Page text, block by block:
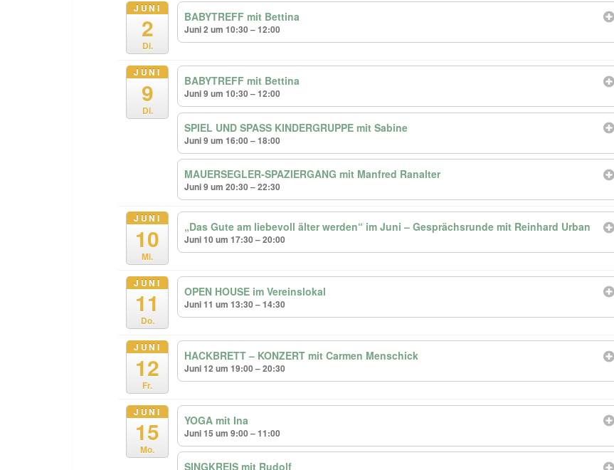
JUNI
2
Di.
BABYTREFF mit Bettina
Juni 2 um 10:30 – 12:00
JUNI
9
Di.
BABYTREFF mit Bettina
Juni 9 um 10:30 – 12:00
SPIEL UND SPASS KINDERGRUPPE mit Sabine
Juni 9 um 16:00 – 18:00
MAUERSEGLER-SPAZIERGANG mit Manfred Ranalter
Juni 9 um 20:30 – 22:30
JUNI
10
Mi.
„Das Gute am liebevoll älter werden“ im Juni – Gesprächsrunde mit Reinhard Urban
Juni 10 um 17:30 – 20:00
JUNI
11
Do.
OPEN HOUSE im Vereinslokal
Juni 11 um 13:30 – 14:30
JUNI
12
Fr.
HACKBRETT – KONZERT mit Carmen Menschick
Juni 12 um 19:00 – 20:30
JUNI
15
Mo.
YOGA mit Ina
Juni 15 um 9:00 – 11:00
SINGKREIS mit Rudolf